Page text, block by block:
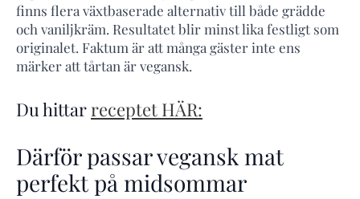
finns flera växtbaserade alternativ till både grädde
och vaniljkräm. Resultatet blir minst lika festligt som
originalet. Faktum är att många gäster inte ens
märker att tårtan är vegansk.
Du hittarreceptet HÄR:
Därför passar vegansk mat
perfekt på midsommar